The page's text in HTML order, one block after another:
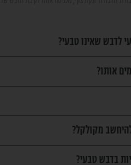
לדבש שאינו טבעי?
אותו?
מקולקל?
בדבש טבעי?